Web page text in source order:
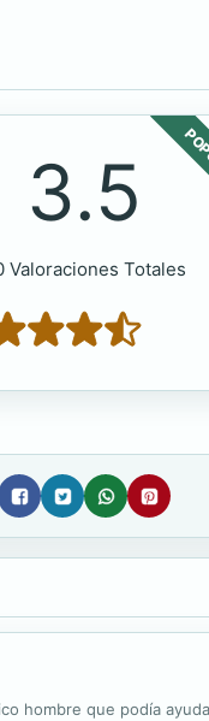
3.5
Valoraciones Totales
hombre que podía